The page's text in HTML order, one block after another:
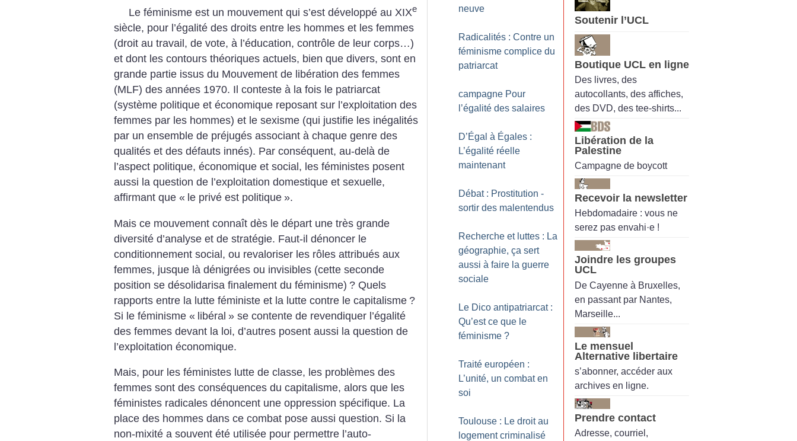
Le féminisme est un mouvement qui s’est développé au XIXe
siècle, pour l’égalité des droits entre les hommes et les femmes
(droit au travail, de vote, à l’éducation, contrôle de leur corps…)
et dont les contours théoriques actuels, bien que divers, sont en
grande partie issus du Mouvement de libération des femmes
(MLF) des années 1970. Il conteste à la fois le patriarcat
(système politique et économique reposant sur l’exploitation des
femmes par les hommes) et le sexisme (qui justifie les inégalités
par un ensemble de préjugés associant à chaque genre des
qualités et des défauts innés). Par conséquent, au-delà de
l’aspect politique, économique et social, les féministes posent
aussi la question de l’exploitation domestique et sexuelle,
affirmant que « le privé est politique ».
Mais ce mouvement connaît dès le départ une très grande
diversité d’analyse et de stratégie. Faut-il dénoncer le
conditionnement social, ou revaloriser les rôles attribués aux
femmes, jusque là dénigrées ou invisibles (cette seconde
position se désolidarisa finalement du féminisme) ? Quels
rapports entre la lutte féministe et la lutte contre le capitalisme ?
Si le féminisme « libéral » se contente de revendiquer l’égalité
des femmes devant la loi, d’autres posent aussi la question de
l’exploitation économique.
Mais, pour les féministes lutte de classe, les problèmes des
femmes sont des conséquences du capitalisme, alors que les
féministes radicales dénoncent une oppression spécifique. La
place des hommes dans ce combat pose aussi question. Si la
non-mixité a souvent été utilisée pour permettre l’auto-
neuve
Radicalités : Contre un
féminisme complice du
patriarcat
campagne Pour
l’égalité des salaires
D’Égal à Égales :
L’égalité réelle
maintenant
Débat : Prostitution -
sortir des malentendus
Recherche et luttes : La
géographie, ça sert
aussi à faire la guerre
sociale
Le Dico antipatriarcat :
Qu’est ce que le
féminisme ?
Traité européen :
L’unité, un combat en
soi
Toulouse : Le droit au
logement criminalisé
Soutenir l’UCL
Boutique UCL en ligne
Des livres, des
autocollants, des affiches,
des DVD, des tee-shirts...
Libération de la
Palestine
Campagne de boycott
Recevoir la newsletter
Hebdomadaire : vous ne
serez pas envahi·e !
Joindre les groupes
UCL
De Cayenne à Bruxelles,
en passant par Nantes,
Marseille...
Le mensuel
Alternative libertaire
s’abonner, accéder aux
archives en ligne.
Prendre contact
Adresse, courriel,